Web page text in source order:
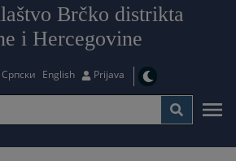
Brčko distrikta
i Hercegovine
Српски English Prijava